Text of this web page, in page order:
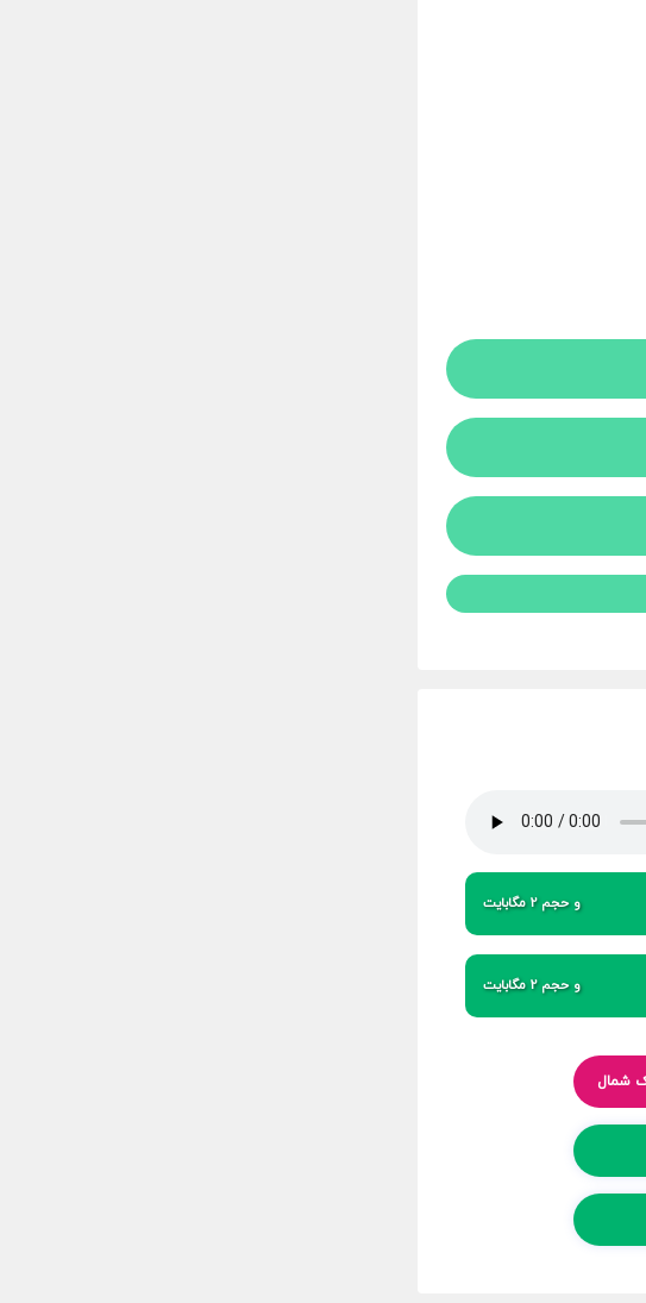
و حجم 2 مگابایت
و حجم 2 مگابایت
شمال